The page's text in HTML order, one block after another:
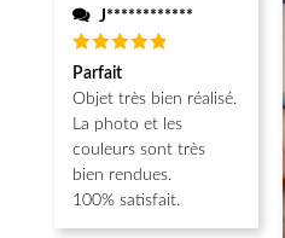
J************
Note5
sur 5
Parfait
Objet très bien réalisé.
La photo et les
couleurs sont très
bien rendues.
100% satisfait.